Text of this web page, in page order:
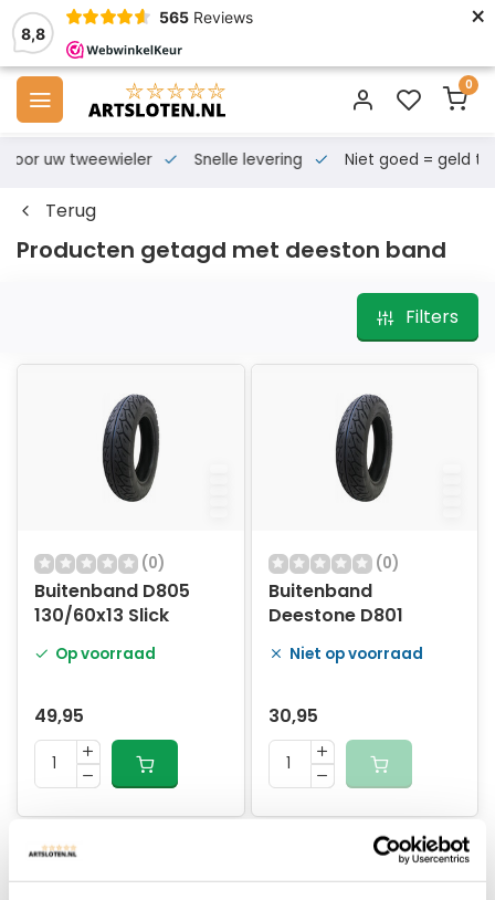
8,8
565 Reviews ×
0
voor uw tweewieler Snelle levering Niet goed = geld
Terug
Producten getagd met deeston band
Filters
(0)
Buitenband D805
130/60x13 Slick
Op voorraad
49,95
(0)
Buitenband
Deestone D801
Niet op voorraad
30,95